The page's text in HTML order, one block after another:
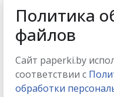
ИНТЕРНЕТ-
МЫ ПРИНИМАЕМ
Политика
файлов
Сайт paperki.by
соответствии с
обработки